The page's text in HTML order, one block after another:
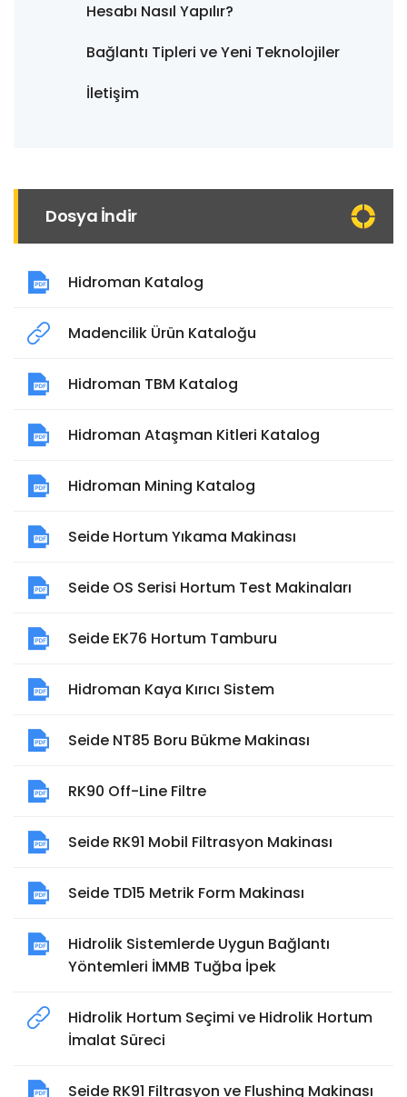
Hesabı Nasıl Yapılır?
Bağlantı Tipleri ve Yeni Teknolojiler
İletişim
Dosya İndir
Hidroman Katalog
Madencilik Ürün Kataloğu
Hidroman TBM Katalog
Hidroman Ataşman Kitleri Katalog
Hidroman Mining Katalog
Seide Hortum Yıkama Makinası
Seide OS Serisi Hortum Test Makinaları
Seide EK76 Hortum Tamburu
Hidroman Kaya Kırıcı Sistem
Seide NT85 Boru Bükme Makinası
RK90 Off-Line Filtre
Seide RK91 Mobil Filtrasyon Makinası
Seide TD15 Metrik Form Makinası
Hidrolik Sistemlerde Uygun Bağlantı
Yöntemleri İMMB Tuğba İpek
Hidrolik Hortum Seçimi ve Hidrolik Hortum
İmalat Süreci
Seide RK91 Filtrasyon ve Flushing Makinası